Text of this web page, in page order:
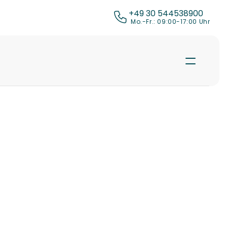
+49 30 544538900
Mo.-Fr.: 09:00-17:00 Uhr